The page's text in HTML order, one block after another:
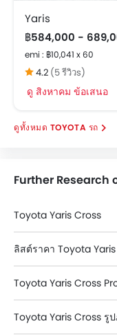
ล้ออัลลอย
ระบบสัญญานกัน
นาฬิกาแบบดิจิตอล
หน้าปัดบอกระยะทางแบ
ระบบกระจายแรงเ
หน้าปัดบอกระยะทางแบ
พนักพิงด้านคนขับปรั
ระบบควบคุมประตูแบบ
พวงมาลัยหุ้มหนัง
กระจกมองข้างป
กระจกไฟฟ้าด้าน
ระบบไล่ฝ้ากระจ
มาตรวัดความเร็
ระบบช่วยควบคุมการทรงตัวข
Yaris
฿584,000 -
emi : ฿10,041 x 60
4.2 (5 รีวิวs)
ดู สิงหาคม ข้อเสนอ
TOYOTA รถ
Further Research
Toyota Yaris Cross
ลิสต์ราคา Toyota
Toyota Yaris Cross
Toyota Yaris Cross รู